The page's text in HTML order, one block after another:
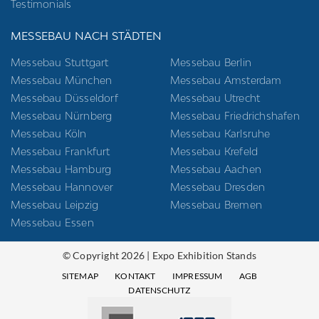
Testimonials
MESSEBAU NACH STÄDTEN
Messebau Stuttgart
Messebau München
Messebau Düsseldorf
Messebau Nürnberg
Messebau Köln
Messebau Frankfurt
Messebau Hamburg
Messebau Hannover
Messebau Leipzig
Messebau Essen
Messebau Berlin
Messebau Amsterdam
Messebau Utrecht
Messebau Friedrichshafen
Messebau Karlsruhe
Messebau Krefeld
Messebau Aachen
Messebau Dresden
Messebau Bremen
© Copyright 2026 | Expo Exhibition Stands
SITEMAP KONTAKT IMPRESSUM
AGB
DATENSCHUTZ